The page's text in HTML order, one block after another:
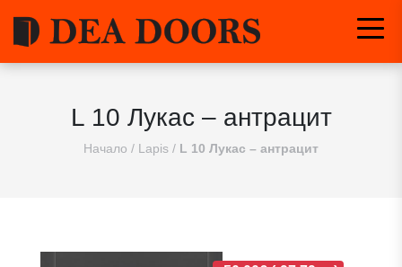
L 10 Лукас – антрацит
Начало / Lapis / L 10 Лукас – антрацит